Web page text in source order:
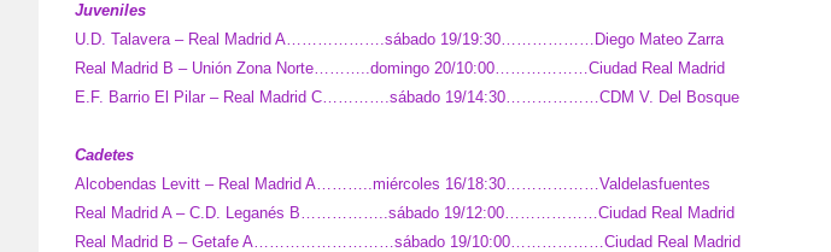
Juveniles
U.D. Talavera – Real Madrid A……………….sábado 19/19:30………………Diego Mateo Zarra
Real Madrid B – Unión Zona Norte………..domingo 20/10:00………………Ciudad Real Madrid
E.F. Barrio El Pilar – Real Madrid C………….sábado 19/14:30………………CDM V. Del Bosque
Cadetes
Alcobendas Levitt – Real Madrid A………..miércoles 16/18:30………………Valdelasfuentes
Real Madrid A – C.D. Leganés B……………..sábado 19/12:00………………Ciudad Real Madrid
Real Madrid B – Getafe A………………………sábado 19/10:00………………Ciudad Real Madrid